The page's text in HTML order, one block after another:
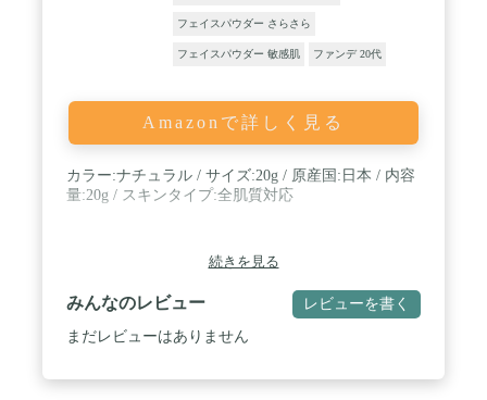
フェイスパウダー さらさら
フェイスパウダー 敏感肌 ファンデ 20代
Amazonで詳しく見る
カラー:ナチュラル / サイズ:20g / 原産国:日本 / 内容
量:20g / スキンタイプ:全肌質対応
続きを見る
みんなのレビュー レビューを書く
まだレビューはありません